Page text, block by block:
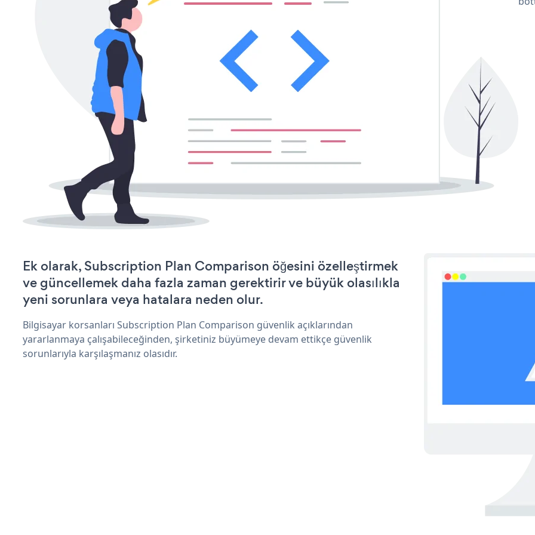
Ek olarak, Subscription Plan Comparison öğesini özelleştirmek
ve güncellemek daha fazla zaman gerektirir ve büyük olasılıkla
yeni sorunlara veya hatalara neden olur.
Bilgisayar korsanları Subscription Plan Comparison güvenlik açıklarından
yararlanmaya çalışabileceğinden, şirketiniz büyümeye devam ettikçe güvenlik
sorunlarıyla karşılaşmanız olasıdır.